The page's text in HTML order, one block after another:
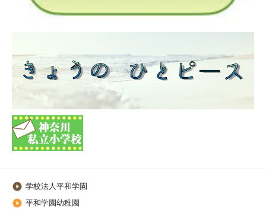
 学校法人平和学園
 平和学園幼稚園